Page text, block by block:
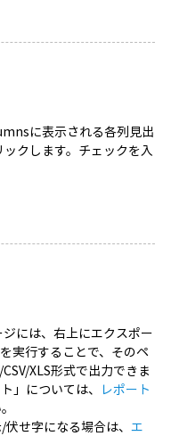
に表示される各列見出
クします。チェックを入
には、右上にエクスポー
実行することで、そのペ
XLS形式で出力できま
」については、
レポート
せ字になる場合は、 エ